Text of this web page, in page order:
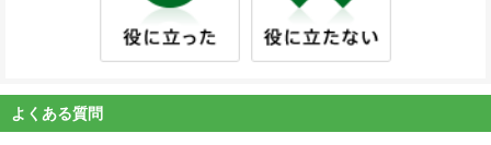
よくある質問